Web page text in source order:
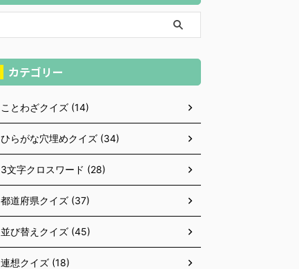
カテゴリー
ことわざクイズ (14)
ひらがな穴埋めクイズ (34)
3文字クロスワード (28)
都道府県クイズ (37)
並び替えクイズ (45)
連想クイズ (18)